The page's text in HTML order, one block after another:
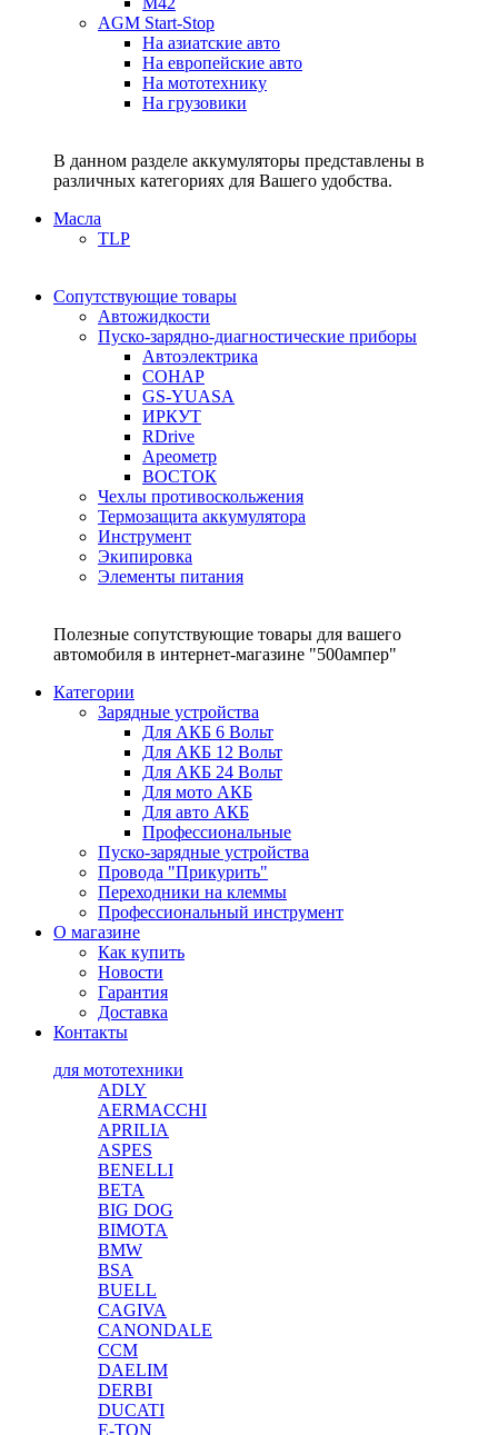
AGM Start-Stop
На азиатские авто
На европейские авто
На мототехнику
На грузовики
В данном разделе аккумуляторы представлены в
различных категориях для Вашего удобства.
Масла
TLP
Сопутствующие товары
Автожидкости
Пуско-зарядно-диагностические приборы
Автоэлектрика
СОНАР
GS-YUASA
ИРКУТ
RDrive
Ареометр
ВОСТОК
Чехлы противоскольжения
Термозащита аккумулятора
Инструмент
Экипировка
Элементы питания
Полезные сопутствующие товары для вашего
автомобиля в интернет-магазине "500ампер"
Категории
Зарядные устройства
Для АКБ 6 Вольт
Для АКБ 12 Вольт
Для АКБ 24 Вольт
Для мото АКБ
Для авто АКБ
Профессиональные
Пуско-зарядные устройства
Провода "Прикурить"
Переходники на клеммы
Профессиональный инструмент
О магазине
Как купить
Новости
Гарантия
Доставка
Контакты
для мототехники
ADLY
AERMACCHI
APRILIA
ASPES
BENELLI
BETA
BIG DOG
BIMOTA
BMW
BSA
BUELL
CAGIVA
CANONDALE
CCM
DAELIM
DERBI
DUCATI
E-TON